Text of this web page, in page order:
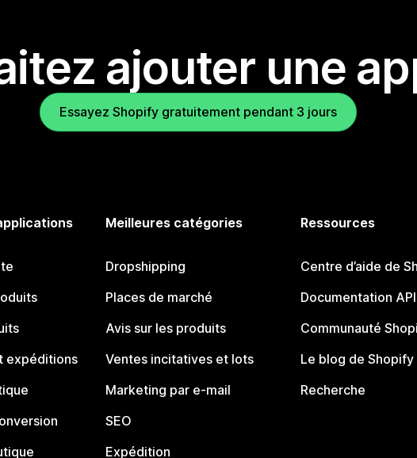
ajouter une
Essayez Shopify gratuitement pendant 3 jours
expéditions
Meilleures catégories
Dropshipping
Places de marché
Avis sur les produits
Ventes incitatives et lots
Marketing par e-mail
SEO
Expédition
Ressources
Centre d’aide de
Documentation API
Communauté
Le blog de Shopify
Recherche